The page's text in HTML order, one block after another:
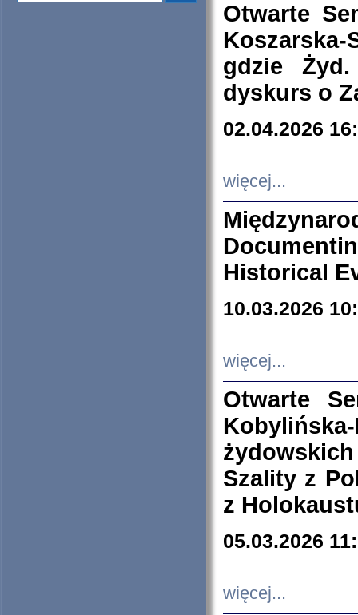
Otwarte
Koszarska-
gdzie
dyskurs o
02.04.2026
więcej...
Historical
10.03.2026
więcej...
Otwarte
Szality z
z
05.03.2026
więcej...